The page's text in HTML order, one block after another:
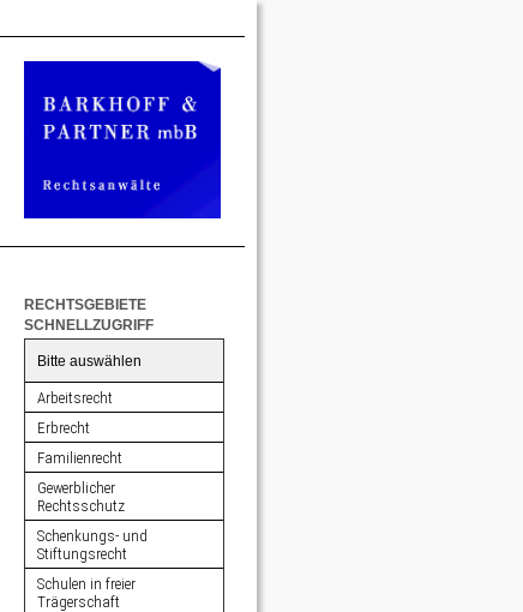
RECHTSGEBIETE
SCHNELLZUGRIFF
Bitte auswählen
Arbeitsrecht
Erbrecht
Familienrecht
Gewerblicher
Rechtsschutz
Schenkungs- und
Stiftungsrecht
Schulen in freier
Trägerschaft